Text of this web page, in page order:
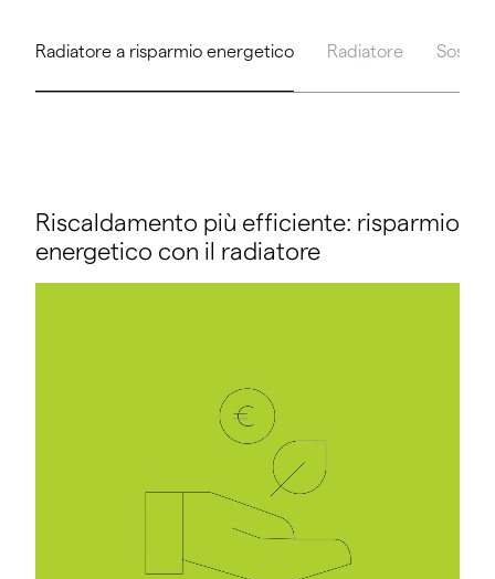
Radiatore a risparmio energetico Radiatore
Riscaldamento più efficiente: risparmio
energetico con il radiatore